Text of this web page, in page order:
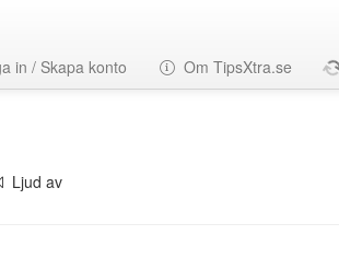
in / Skapa konto Om TipsXtra.se
Ljud av